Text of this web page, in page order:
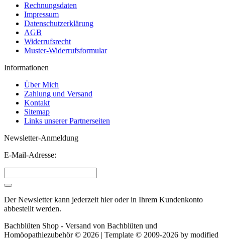
Rechnungsdaten
Impressum
Datenschutzerklärung
AGB
Widerrufsrecht
Muster-Widerrufsformular
Informationen
Über Mich
Zahlung und Versand
Kontakt
Sitemap
Links unserer Partnerseiten
Newsletter-Anmeldung
E-Mail-Adresse:
Der Newsletter kann jederzeit hier oder in Ihrem Kundenkonto
abbestellt werden.
Bachblüten Shop - Versand von Bachblüten und
Homöopathiezubehör © 2026 | Template © 2009-2026 by modified